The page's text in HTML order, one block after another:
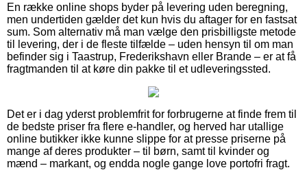
En række online shops byder på levering uden beregning,
men undertiden gælder det kun hvis du aftager for en fastsat
sum. Som alternativ må man vælge den prisbilligste metode
til levering, der i de fleste tilfælde – uden hensyn til om man
befinder sig i Taastrup, Frederikshavn eller Brande – er at få
fragtmanden til at køre din pakke til et udleveringssted.
Det er i dag yderst problemfrit for forbrugerne at finde frem til
de bedste priser fra flere e-handler, og herved har utallige
online butikker ikke kunne slippe for at presse priserne på
mange af deres produkter – til børn, samt til kvinder og
mænd – markant, og endda nogle gange love portofri fragt.